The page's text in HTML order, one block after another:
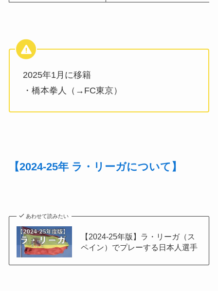
2025年1月に移籍
・橋本拳人（→FC東京）
【2024-25年 ラ・リーガについて】
あわせて読みたい
【2024-25年版】ラ・リーガ（ス
ペイン）でプレーする日本人選手